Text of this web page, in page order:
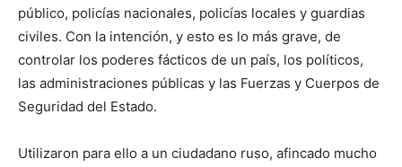
público, policías nacionales, policías locales y guardias
civiles. Con la intención, y esto es lo más grave, de
controlar los poderes fácticos de un país, los políticos,
las administraciones públicas y las Fuerzas y Cuerpos de
Seguridad del Estado.
Utilizaron para ello a un ciudadano ruso, afincado mucho